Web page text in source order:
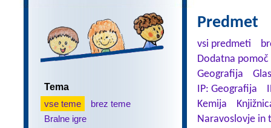
Tema
vse teme
brez teme
Bralne igre
Predmet
vsi predmeti
Dodatna
Geografija
IP: Geografija
Kemija
Naravoslovje in